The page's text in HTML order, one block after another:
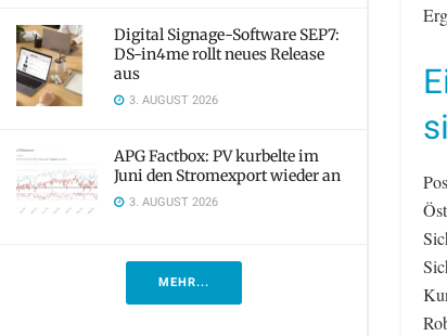
Digital Signage-Software SEP7:
DS-in4me rollt neues Release
aus
3. AUGUST 2026
APG Factbox: PV kurbelte im
Juni den Stromexport wieder an
3. AUGUST 2026
MEHR...